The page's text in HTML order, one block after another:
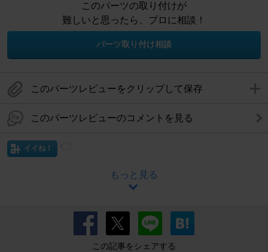
このパーツの取り付けが
難しいと思ったら、プロに相談！
パーツ取り付け相談
このパーツレビューをクリップして保存
このパーツレビューのコメントを見る
イイね！
もっと見る
この記事をシェアする